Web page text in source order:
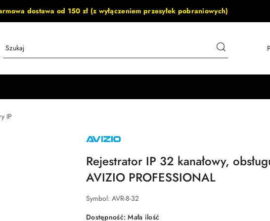
dostawa od 150 zł (z wyłączeniem przesyłek pobraniowych)
IP
NAZWA
PRODUCENTA:
Rejestrator IP 32 kanałowy,
AVIZIO PROFESSIONAL
Symbol: AVR-8-32
Dostępność:Mała ilość